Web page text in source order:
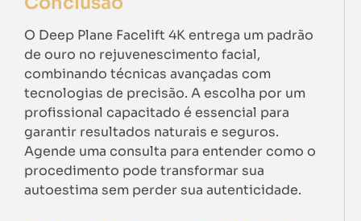
O Deep Plane Facelift 4K entrega um padrão
de ouro no rejuvenescimento facial,
combinando técnicas avançadas com
tecnologias de precisão. A escolha por um
profissional capacitado é essencial para
garantir resultados naturais e seguros.
Agende uma consulta para entender como o
procedimento pode transformar sua
autoestima sem perder sua autenticidade.